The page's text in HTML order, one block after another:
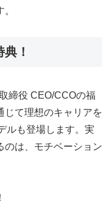
！
締役 CEO/CCOの福
じて理想のキャリアを
ルも登場します。実
のは、モチベーション